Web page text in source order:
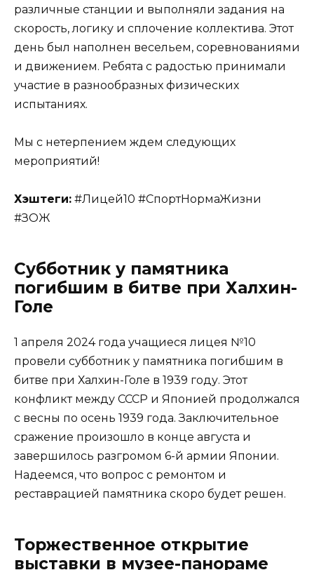
различные станции и выполняли задания на
скорость, логику и сплочение коллектива. Этот
день был наполнен весельем, соревнованиями
и движением. Ребята с радостью принимали
участие в разнообразных физических
испытаниях.
Мы с нетерпением ждем следующих
мероприятий!
Хэштеги: #Лицей10 #СпортНормаЖизни
#ЗОЖ
Субботник у памятника
погибшим в битве при Халхин-
Голе
1 апреля 2024 года учащиеся лицея №10
провели субботник у памятника погибшим в
битве при Халхин-Голе в 1939 году. Этот
конфликт между СССР и Японией продолжался
с весны по осень 1939 года. Заключительное
сражение произошло в конце августа и
завершилось разгромом 6-й армии Японии.
Надеемся, что вопрос с ремонтом и
реставрацией памятника скоро будет решен.
Торжественное открытие
выставки в музее-панораме